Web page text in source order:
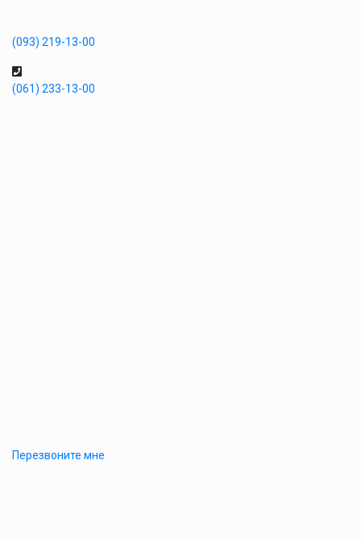
(093) 219-13-00
(061) 233-13-00
Перезвоните мне